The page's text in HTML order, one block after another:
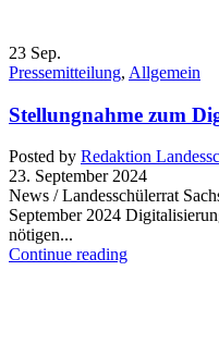
23 Sep.
Pressemitteilung, Allgemein
Stellungnahme zum
Posted by Redaktion
23. September 2024
News / Landesschülerrat
September 2024
nötigen...
Continue reading